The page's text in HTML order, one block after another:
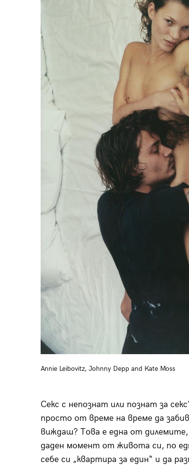
Annie Leibovitz, Johnny Depp and Kate Moss
Секс с непознат или познат за
просто от време на време да
виждаш? Това е една от дилемите,
даден момент от живота си, по
себе си „квартира за един“ и да